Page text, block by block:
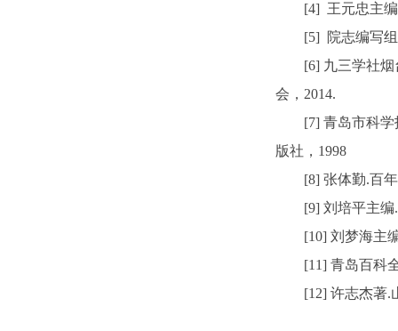
[4] 王元忠主
[5] 院志编写
[6] 九三学社
会，2014.
[7] 青岛市科
版社，1998
[8] 张体勤.百
[9] 刘培平主
[10] 刘梦海主
[11] 青岛百科
[12] 许志杰著.